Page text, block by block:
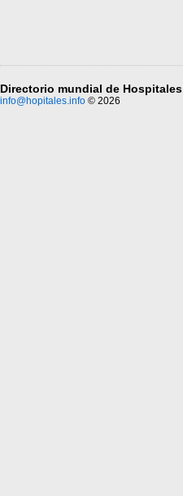
Directorio mundial de Hospitales
info@hopitales.info © 2026